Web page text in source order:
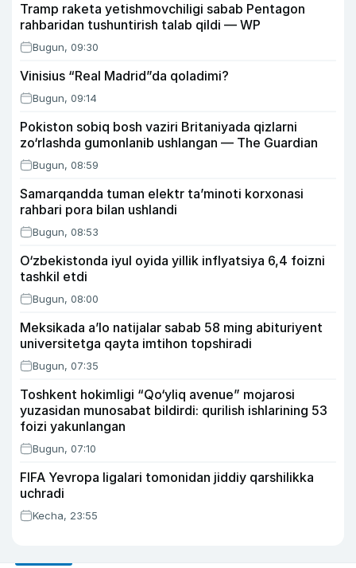
Tramp raketa yetishmovchiligi sabab Pentagon
rahbaridan tushuntirish talab qildi — WP
Bugun, 09:30
Vinisius “Real Madrid”da qoladimi?
Bugun, 09:14
Pokiston sobiq bosh vaziri Britaniyada qizlarni
zo‘rlashda gumonlanib ushlangan — The Guardian
Bugun, 08:59
Samarqandda tuman elektr ta’minoti korxonasi
rahbari pora bilan ushlandi
Bugun, 08:53
O‘zbekistonda iyul oyida yillik inflyatsiya 6,4 foizni
tashkil etdi
Bugun, 08:00
Meksikada a’lo natijalar sabab 58 ming abituriyent
universitetga qayta imtihon topshiradi
Bugun, 07:35
Toshkent hokimligi “Qo‘yliq avenue” mojarosi
yuzasidan munosabat bildirdi: qurilish ishlarining 53
foizi yakunlangan
Bugun, 07:10
FIFA Yevropa ligalari tomonidan jiddiy qarshilikka
uchradi
Kecha, 23:55